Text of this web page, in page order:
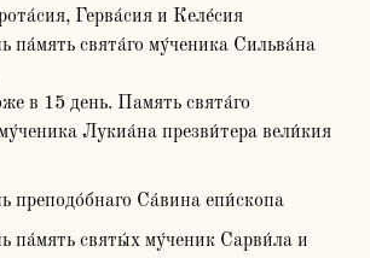
Герва́сия и Келе́сия
па́мять свята́го му́ченика Сильва́на
в 15 день. Память свята́го
Лукиа́на презви́тера вели́кия
преподо́бнаго Са́вина епи́скопа
па́мять святы́х му́ченик Сарви́ла и